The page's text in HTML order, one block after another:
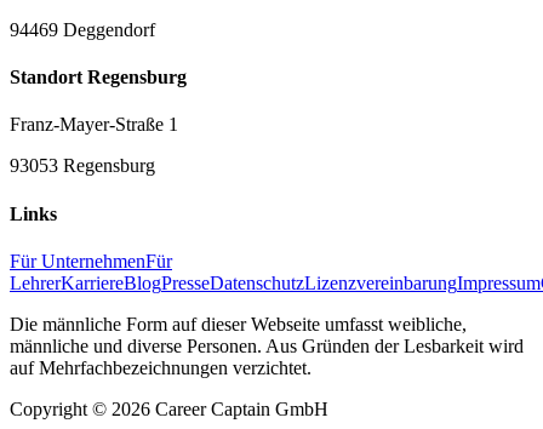
94469 Deggendorf
Standort Regensburg
Franz-Mayer-Straße 1
93053 Regensburg
Links
Für UnternehmenFür
LehrerKarriereBlogPresseDatenschutzLizenzvereinbarungImpressum
Die männliche Form auf dieser Webseite umfasst weibliche,
männliche und diverse Personen. Aus Gründen der Lesbarkeit wird
auf Mehrfachbezeichnungen verzichtet.
Copyright © 2026 Career Captain GmbH